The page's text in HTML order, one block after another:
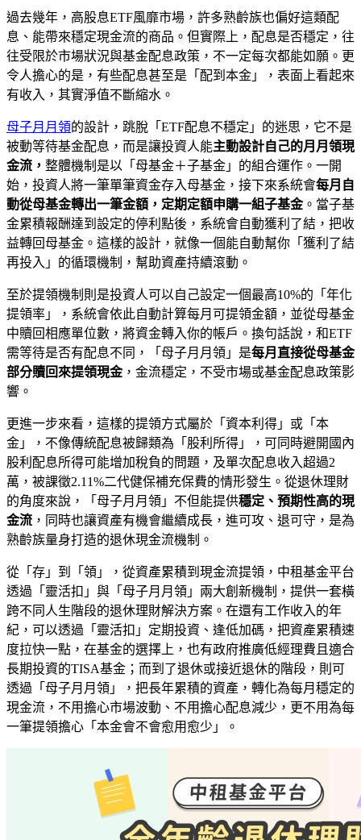
過去幾年，高股息ETF風靡市場，許多熟齡族也偏好這類配
息、能帶來穩定現金流的商品。但實際上，配息是否穩定，往
往受限於市場狀況與基金配息政策，不一定每次都能如願。更
令人擔心的是，有些配息甚至是「配到本金」，表面上看起來
有收入，其實淨值不斷縮水。
母子月月領的設計，跳脫「ETF配息不穩定」的迷思，它不是
被動等待基金配息，而是讓投資人能主動設計自己的月月領現
金流， 整體機制是以「母基金＋子基金」的組合運作。一開
始，投資人將一筆單筆資金存入母基金，接下來系統會每月自
動從母基金轉出一筆金額，定期定額申購一組子基金。當子基
金累積報酬達到設定的停利點後，系統會自動獲利了結，把收
益轉回母基金。這樣的設計，就像一個能自動幫你「獲利了結
再投入」的循環機制，幫助資產持續滾動。
至於提領機制則是投資人可以自己設定一個最高10%的「年化
提領率」，系統會依此自動計算每月可提領金額，並從母基金
中贖回相應單位數，將資金轉入你的帳戶。換句話說，和ETF
需等待是否有配息不同，「母子月月領」是每月直接從母基金
部分贖回來提領現金，金流穩定，不受市場或基金配息政策影
響。
更進一步來看，這樣的提領方式屬於「資本利得」或「本
金」，不像傳統配息被歸類為「股利所得」，可同時避開國內
股利配息所得可能增加稅負的問題，及單次配息收入超過2
萬，被課徵2.11%二代健保補充保費的情形發生。從退休理財
的角度來說，「母子月月領」不但能提供穩定、預期性高的現
金流 ，同時也讓資產有機會繼續成長，進可攻、退可守，是為
熟齡族量身打造的退休現金流機制。
從「存」到「領」，從資產累積到現金流提領，中租基金平台
透過「靈活扣」與「母子月月領」兩大創新機制，提供一套橫
跨不同人生階段的退休理財解決方案。在還有工作收入的年
紀，可以透過「靈活扣」定期投資、逢低加碼，把資產累積速
度拉快一點，在基金的選擇上，也有政府推廣低經理費且適合
長期投資的TISA基金；而到了退休或接近退休的階段，則可
透過「母子月月領」，把長年累積的資產，轉化為每月穩定的
現金流，不用擔心市場波動、不用擔心配息減少，更不用為每
一筆提領擔心「本金會不會愈用愈少」。